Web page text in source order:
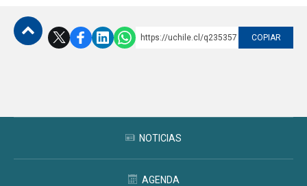
https://uchile.cl/q235357 COPIAR
NOTICIAS
AGENDA